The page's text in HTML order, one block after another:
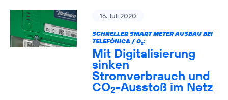
16. Juli 2020
SCHNELLER SMART METER AUSBAU BEI
TELEFÓNICA / O2:
Mit Digitalisierung
sinken
Stromverbrauch und
CO2-Ausstoß im Netz